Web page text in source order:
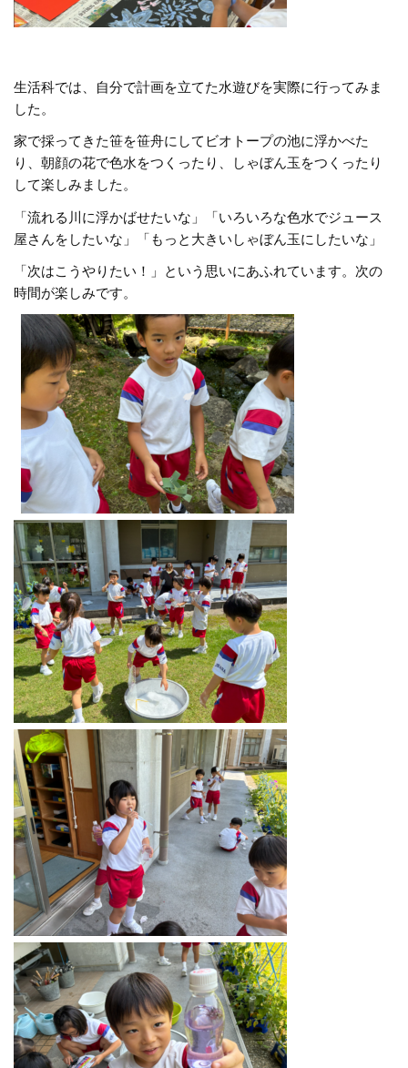
生活科では、自分で計画を立てた水遊びを実際に行ってみま
した。
家で採ってきた笹を笹舟にしてビオトープの池に浮かべた
り、朝顔の花で色水をつくったり、しゃぼん玉をつくったり
して楽しみました。
「流れる川に浮かばせたいな」「いろいろな色水でジュース
屋さんをしたいな」「もっと大きいしゃぼん玉にしたいな」
「次はこうやりたい！」という思いにあふれています。次の
時間が楽しみです。